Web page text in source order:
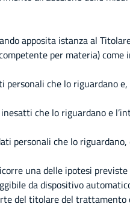
apposita istanza al
per materia) come
che lo riguardano
che lo riguardano e
personali che lo
una delle ipotesi previste
da dispositivo
del titolare del